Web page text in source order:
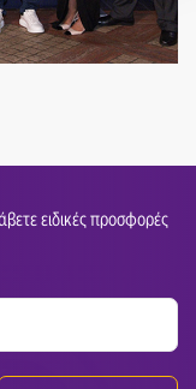
ειδικές προσφορές